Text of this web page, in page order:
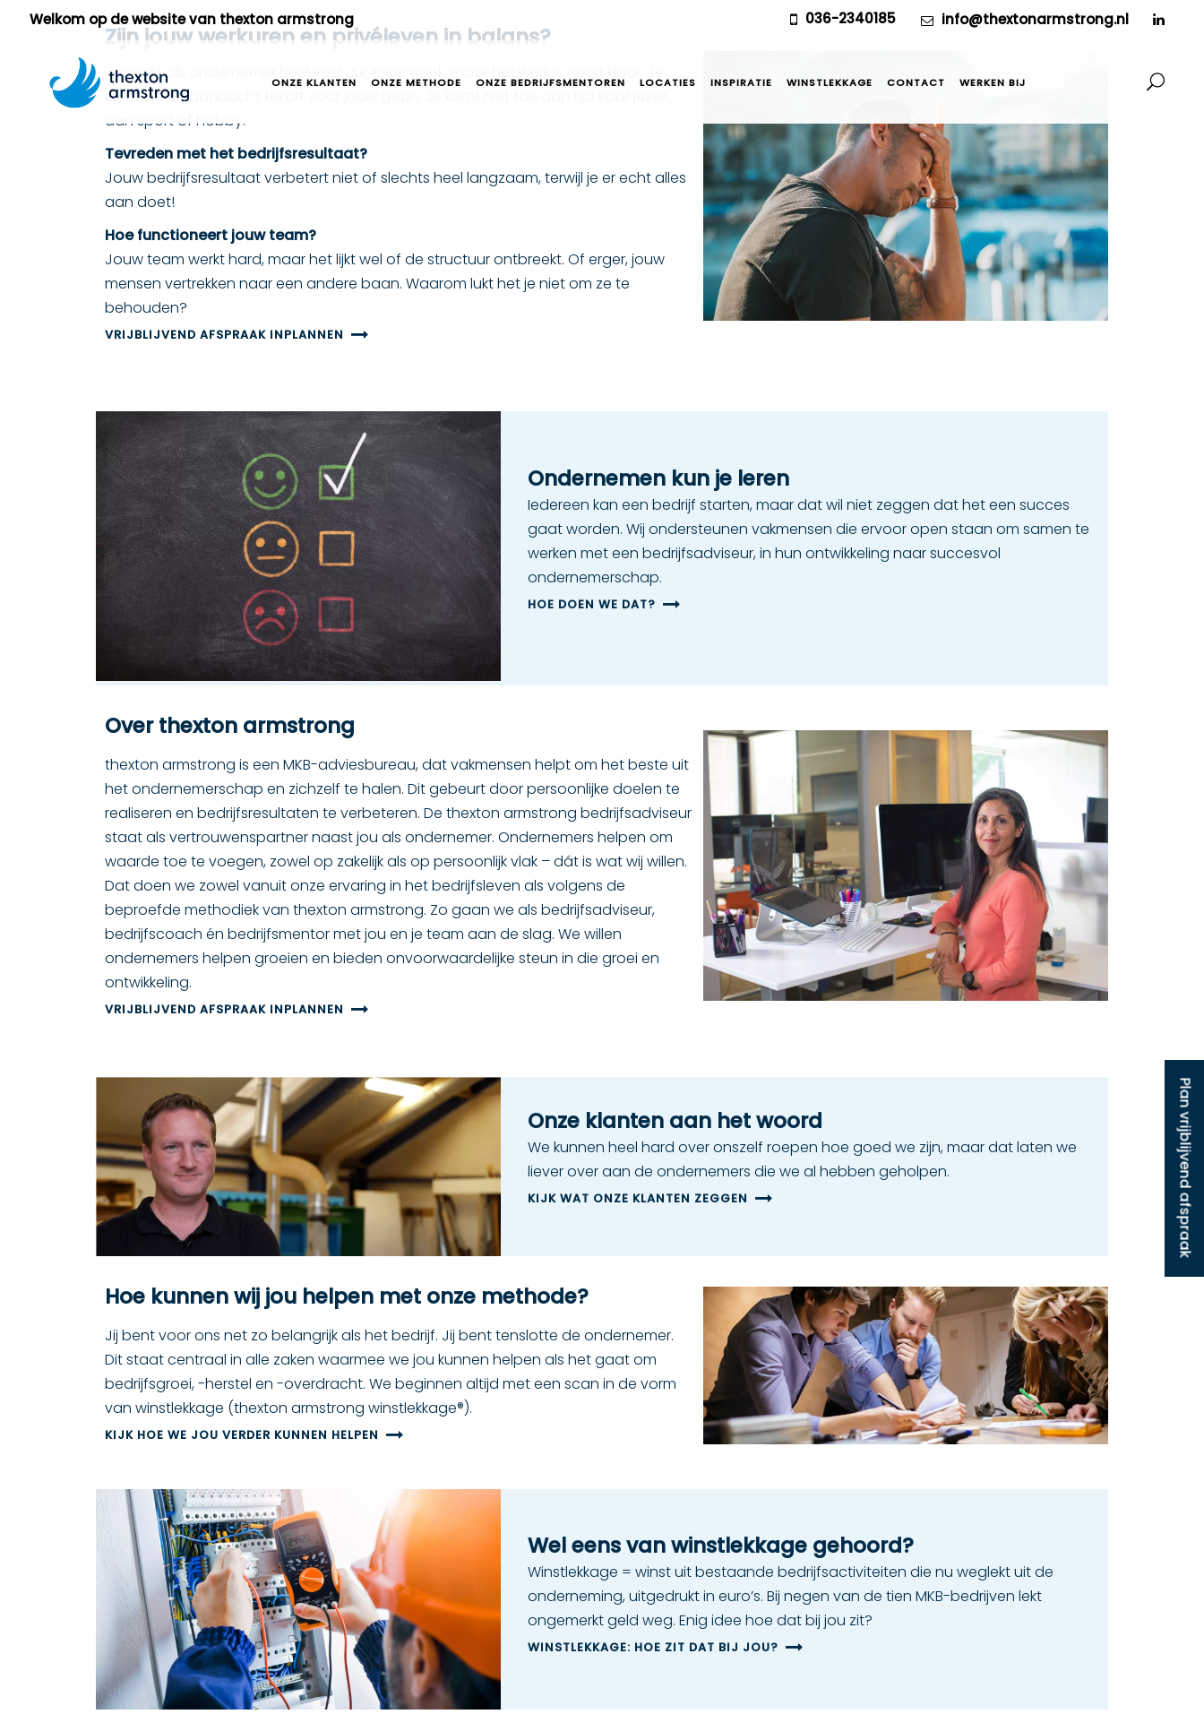
Plan vrijblijvend afspraak
Welkom op de website van thexton armstrong 036-2340185 info@thextonarmstrong.nl
ONZE KLANTEN ONZE METHODE ONZE BEDRIJFSMENTOREN LOCATIES INSPIRATIE WINSTLEKKAGE CONTACT WERKEN BIJ
Zijn jouw werkuren en privéleven in balans?
Je werkt als ondernemer heel veel uur in de week, maar het werk is nooit klaar. Je
komt tijd en aandacht tekort voor jouw gezin. Je komt niet toe aan tijd voor jezelf,
aan sport of hobby.
Tevreden met het bedrijfsresultaat?
Jouw bedrijfsresultaat verbetert niet of slechts heel langzaam, terwijl je er echt alles
aan doet!
Hoe functioneert jouw team?
Jouw team werkt hard, maar het lijkt wel of de structuur ontbreekt. Of erger, jouw
mensen vertrekken naar een andere baan. Waarom lukt het je niet om ze te
behouden?
VRIJBLIJVEND AFSPRAAK INPLANNEN
Ondernemen kun je leren
Iedereen kan een bedrijf starten, maar dat wil niet zeggen dat het een succes
gaat worden. Wij ondersteunen vakmensen die ervoor open staan om samen te
werken met een bedrijfsadviseur, in hun ontwikkeling naar succesvol
ondernemerschap.
HOE DOEN WE DAT?
Over thexton armstrong
thexton armstrong is een MKB-adviesbureau, dat vakmensen helpt om het beste uit
het ondernemerschap en zichzelf te halen. Dit gebeurt door persoonlijke doelen te
realiseren en bedrijfsresultaten te verbeteren. De thexton armstrong bedrijfsadviseur
staat als vertrouwenspartner naast jou als ondernemer. Ondernemers helpen om
waarde toe te voegen, zowel op zakelijk als op persoonlijk vlak – dát is wat wij willen.
Dat doen we zowel vanuit onze ervaring in het bedrijfsleven als volgens de
beproefde methodiek van thexton armstrong. Zo gaan we als bedrijfsadviseur,
bedrijfscoach én bedrijfsmentor met jou en je team aan de slag. We willen
ondernemers helpen groeien en bieden onvoorwaardelijke steun in die groei en
ontwikkeling.
VRIJBLIJVEND AFSPRAAK INPLANNEN
Onze klanten aan het woord
We kunnen heel hard over onszelf roepen hoe goed we zijn, maar dat laten we
liever over aan de ondernemers die we al hebben geholpen.
KIJK WAT ONZE KLANTEN ZEGGEN
Hoe kunnen wij jou helpen met onze methode?
Jij bent voor ons net zo belangrijk als het bedrijf. Jij bent tenslotte de ondernemer.
Dit staat centraal in alle zaken waarmee we jou kunnen helpen als het gaat om
bedrijfsgroei, -herstel en -overdracht. We beginnen altijd met een scan in de vorm
van winstlekkage (thexton armstrong winstlekkage®).
KIJK HOE WE JOU VERDER KUNNEN HELPEN
Wel eens van winstlekkage gehoord?
Winstlekkage = winst uit bestaande bedrijfsactiviteiten die nu weglekt uit de
onderneming, uitgedrukt in euro’s. Bij negen van de tien MKB-bedrijven lekt
ongemerkt geld weg. Enig idee hoe dat bij jou zit?
WINSTLEKKAGE: HOE ZIT DAT BIJ JOU?